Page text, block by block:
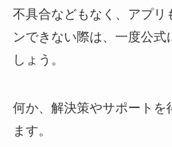
不具合などもなく、アプリ
ンできない際は、一度公式
しょう。
何か、解決策やサポートを
ます。